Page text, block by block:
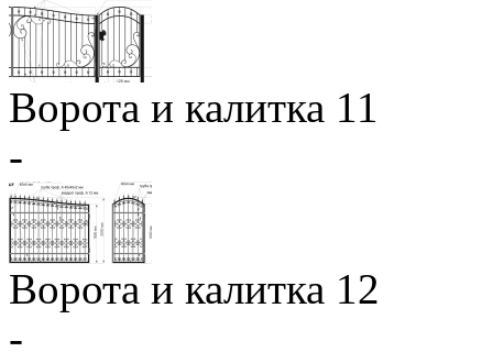
Ворота и калитка 11
-
Ворота и калитка 12
-